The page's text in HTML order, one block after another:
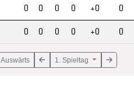
0 0 0 0 +0
0
0 0 0 0 +0 0
Auswärts 1. Spieltag